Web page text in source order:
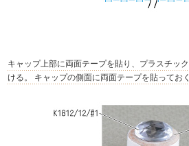
キャップ上部に両面テープを貼り、プラスチッ
ける。 キャップの側面に両面テープを貼っておく